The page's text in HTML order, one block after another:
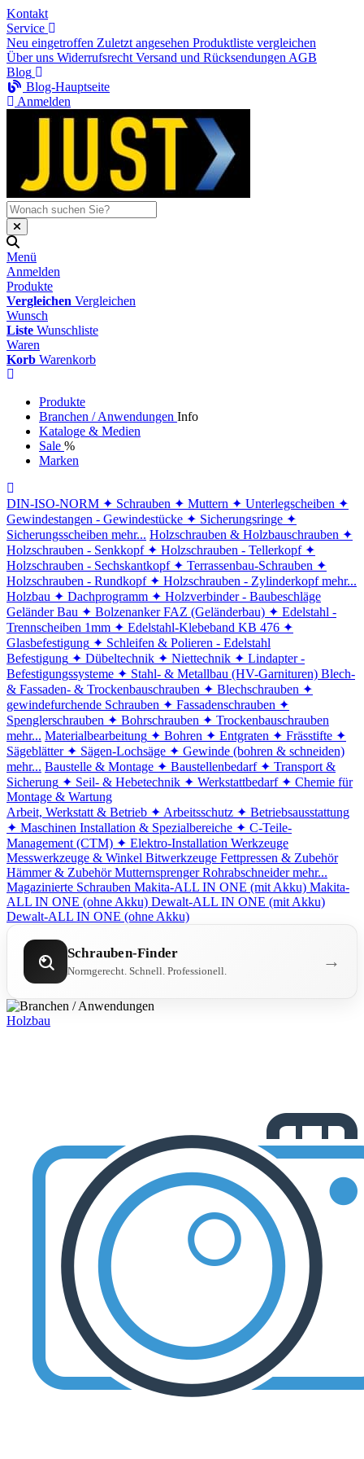
Kontakt
Service
Neu eingetroffen Zuletzt angesehen Produktliste vergleichen
Über uns Widerrufsrecht Versand und Rücksendungen AGB
Blog
Blog-Hauptseite
Anmelden
Menü
Anmelden
Produkte
Vergleichen Vergleichen
Wunsch
Liste Wunschliste
Waren
Korb Warenkorb
Produkte
Branchen / Anwendungen Info
Kataloge & Medien
Sale %
Marken
DIN-ISO-NORM ✦ Schrauben ✦ Muttern ✦ Unterlegscheiben ✦
Gewindestangen - Gewindestücke ✦ Sicherungsringe ✦
Sicherungsscheiben mehr... Holzschrauben & Holzbauschrauben ✦
Holzschrauben - Senkkopf ✦ Holzschrauben - Tellerkopf ✦
Holzschrauben - Sechskantkopf ✦ Terrassenbau-Schrauben ✦
Holzschrauben - Rundkopf ✦ Holzschrauben - Zylinderkopf mehr...
Holzbau ✦ Dachprogramm ✦ Holzverbinder - Baubeschläge
Geländer Bau ✦ Bolzenanker FAZ (Geländerbau) ✦ Edelstahl -
Trennscheiben 1mm ✦ Edelstahl-Klebeband KB 476 ✦
Glasbefestigung ✦ Schleifen & Polieren - Edelstahl
Befestigung ✦ Dübeltechnik ✦ Niettechnik ✦ Lindapter -
Befestigungssysteme ✦ Stahl- & Metallbau (HV-Garnituren) Blech-
& Fassaden- & Trockenbauschrauben ✦ Blechschrauben ✦
gewindefurchende Schrauben ✦ Fassadenschrauben ✦
Spenglerschrauben ✦ Bohrschrauben ✦ Trockenbauschrauben
mehr... Materialbearbeitung ✦ Bohren ✦ Entgraten ✦ Frässtifte ✦
Sägeblätter ✦ Sägen-Lochsäge ✦ Gewinde (bohren & schneiden)
mehr... Baustelle & Montage ✦ Baustellenbedarf ✦ Transport &
Sicherung ✦ Seil- & Hebetechnik ✦ Werkstattbedarf ✦ Chemie für
Montage & Wartung
Arbeit, Werkstatt & Betrieb ✦ Arbeitsschutz ✦ Betriebsausstattung
✦ Maschinen Installation & Spezialbereiche ✦ C-Teile-
Management (CTM) ✦ Elektro-Installation Werkzeuge
Messwerkzeuge & Winkel Bitwerkzeuge Fettpressen & Zubehör
Hämmer & Zubehör Mutternsprenger Rohrabschneider mehr...
Magazinierte Schrauben Makita-ALL IN ONE (mit Akku) Makita-
ALL IN ONE (ohne Akku) Dewalt-ALL IN ONE (mit Akku)
Dewalt-ALL IN ONE (ohne Akku)
Schrauben-Finder
Normgerecht. Schnell. Professionell. →
Holzbau